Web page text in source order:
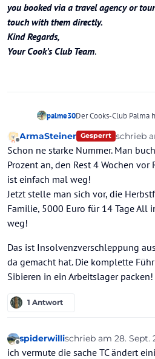
you booked via a travel agency or
touch with them directly.
Kind Regards,
Your Cook’s Club Team.
palme30Der Cooks-Club
auch individuelle
Dear Customers,
In the light of the
Group and the UK tour
contact the hotel
agency or tour
directly.
Offline
ArmaSteiner Gesperrt schrieb
zuletzt
Schon ne starke Nummer. Man
Prozent an, den Rest 4 Wochen
ist einfach mal weg!
Jetzt stelle man sich vor, die
Familie, 5000 Euro für 14 Tage All
weg!
Das ist Insolvenzverschleppung
da gemacht hat. Die komplette
Sibieren in ein Arbeitslager packen!
1 Antwort
Offline
spiderwillischrieb am 28. Sept.
zuletzt editiert von
ich vermute die sache TC ändert